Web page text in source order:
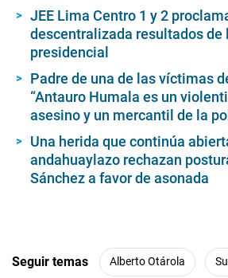
JEE Lima Centro 1 y 2
descentralizada resultados de
presidencial
Padre de una de las víctimas
“Antauro Humala es un
asesino y un mercantil de la
Una herida que continúa
andahuaylazo rechazan
Sánchez a favor de asonada
Seguir temas Alberto Otárola